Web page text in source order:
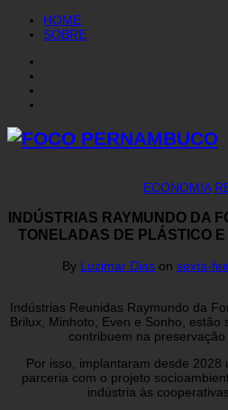
HOME
SOBRE
ECONOMIA
INDÚSTRIAS RAYMUNDO DA
TONELADAS DE PLÁSTICO
By Luzimar Dias on sexta-
Indústrias Reunidas Raymundo da
Brilux, Minhoto, Even e Sonho, estão
contribuem na preservação
Por isso, implantaram desde
parceria com o projeto
indústria às